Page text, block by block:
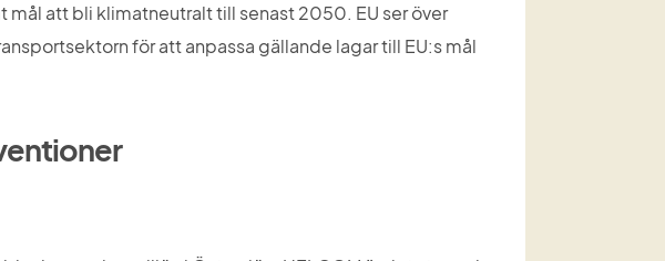
att bli klimatneutralt till senast 2050. EU ser över
för att anpassa gällande lagar till EU:s mål